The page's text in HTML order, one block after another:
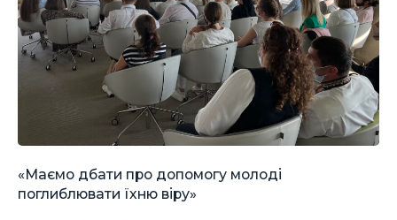
«Маємо дбати про допомогу молоді
поглиблювати їхню віру»